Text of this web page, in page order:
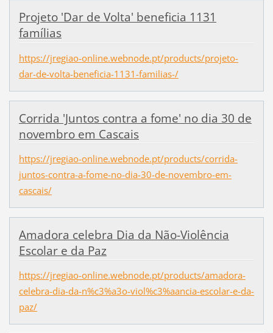
Projeto 'Dar de Volta' beneficia 1131
famílias
https://jregiao-online.webnode.pt/products/projeto-
dar-de-volta-beneficia-1131-familias-/
Corrida 'Juntos contra a fome' no dia 30 de
novembro em Cascais
https://jregiao-online.webnode.pt/products/corrida-
juntos-contra-a-fome-no-dia-30-de-novembro-em-
cascais/
Amadora celebra Dia da Não-Violência
Escolar e da Paz
https://jregiao-online.webnode.pt/products/amadora-
celebra-dia-da-n%c3%a3o-viol%c3%aancia-escolar-e-da-
paz/